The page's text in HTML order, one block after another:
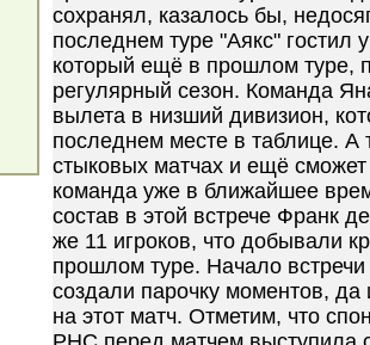
сохранял, казалось бы,
последнем туре "Аякс" гостил
который ещё в прошлом туре,
регулярный сезон. Команда
вылета в низший дивизион,
последнем месте в таблице. А
стыковых матчах и ещё сможет
команда уже в ближайшее
состав в этой встрече Франк
же 11 игроков, что добывали
прошлом туре. Начало
создали парочку моментов,
на этот матч. Отметим, что